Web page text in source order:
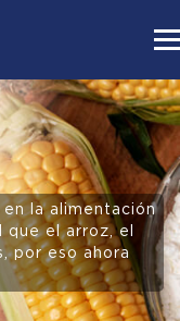
en la alimentación
que el arroz, el
por eso ahora